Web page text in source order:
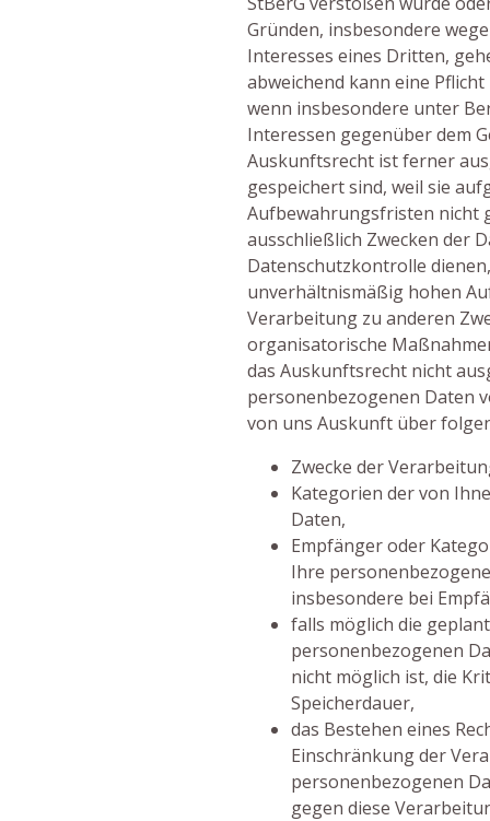
Gründen, insbesondere
Interesses eines Dritten,
abweichend kann eine
wenn insbesondere unter
Interessen gegenüber dem
Auskunftsrecht ist ferner
gespeichert sind, weil sie
Aufbewahrungsfristen nicht
ausschließlich Zwecken der
Datenschutzkontrolle
unverhältnismäßig hohen
Verarbeitung zu anderen
organisatorische
das Auskunftsrecht nicht
personenbezogenen Daten
von uns Auskunft über
Zwecke der
Kategorien der von
Daten,
Empfänger oder
Ihre
insbesondere bei
falls möglich die
personenbezogenen
nicht möglich ist, die
Speicherdauer,
das Bestehen eines
Einschränkung der
personenbezogenen
gegen diese